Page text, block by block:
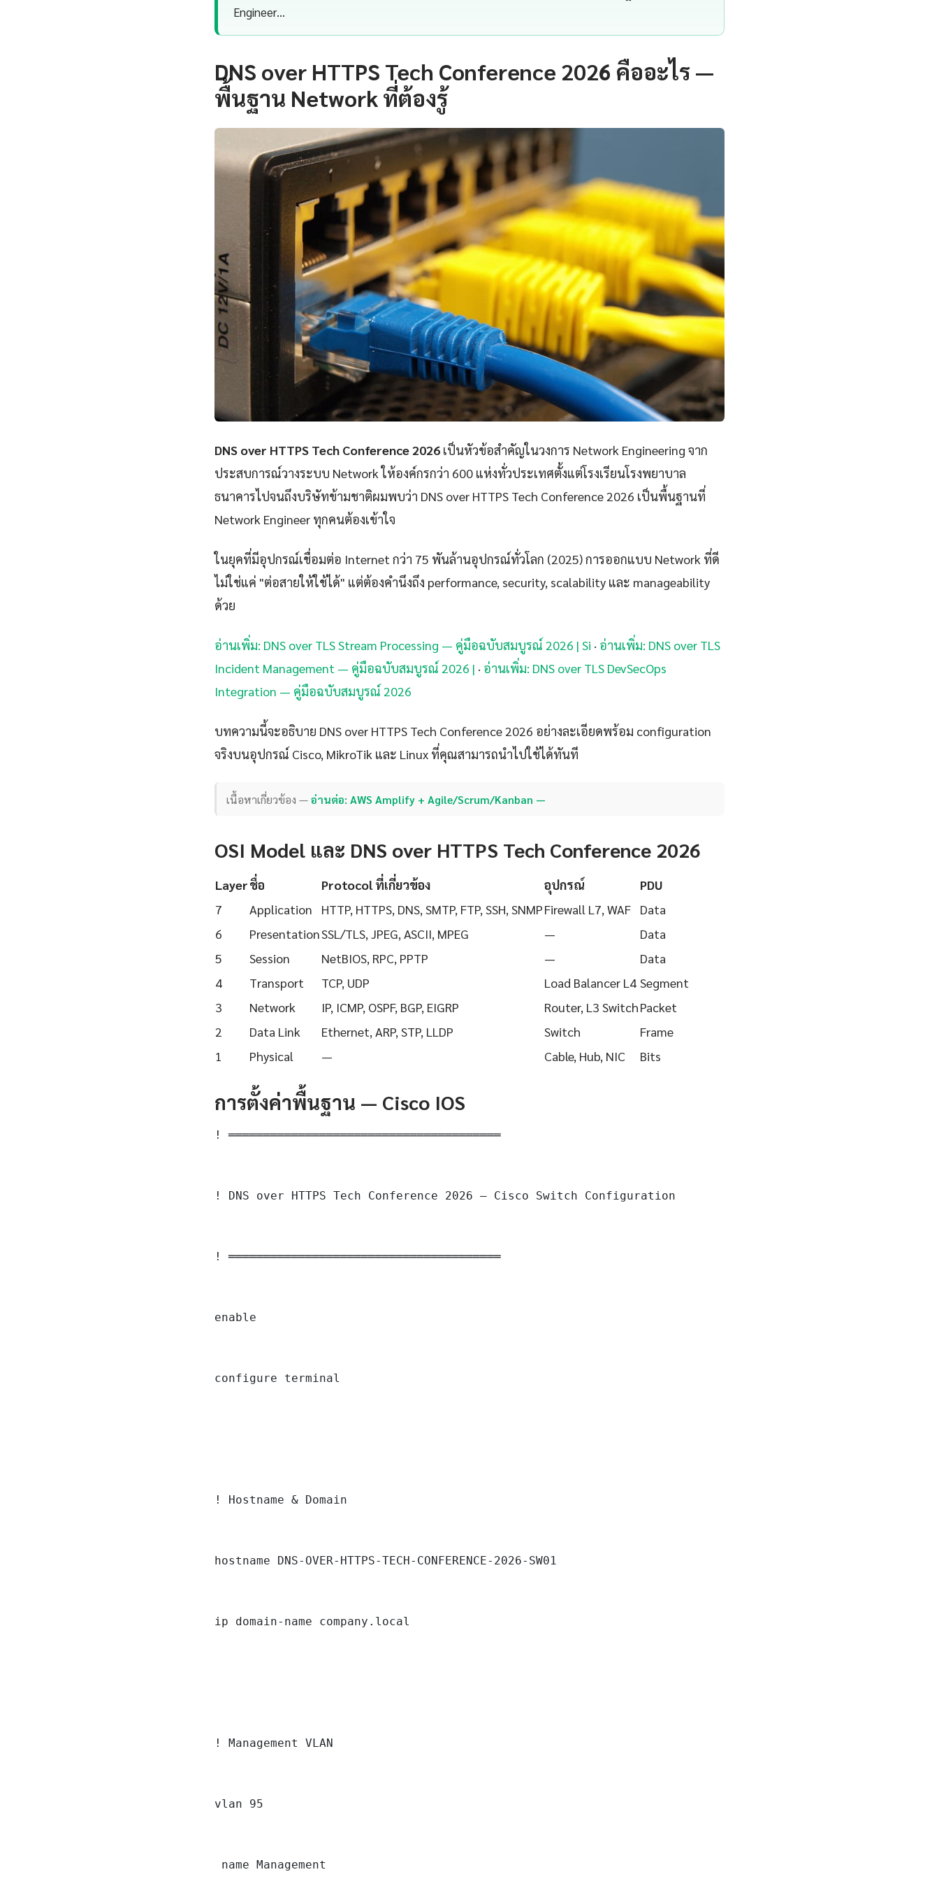
Engineer…
DNS over HTTPS Tech Conference 2026 คืออะไร —
พื้นฐาน Network ที่ต้องรู้
DNS over HTTPS Tech Conference 2026 เป็นหัวข้อสำคัญในวงการ Network Engineering จาก
ประสบการณ์วางระบบ Network ให้องค์กรกว่า 600 แห่งทั่วประเทศตั้งแต่โรงเรียนโรงพยาบาล
ธนาคารไปจนถึงบริษัทข้ามชาติผมพบว่า DNS over HTTPS Tech Conference 2026 เป็นพื้นฐานที่
Network Engineer ทุกคนต้องเข้าใจ
ในยุคที่มีอุปกรณ์เชื่อมต่อ Internet กว่า 75 พันล้านอุปกรณ์ทั่วโลก (2025) การออกแบบ Network ที่ดี
ไม่ใช่แค่ "ต่อสายให้ใช้ได้" แต่ต้องคำนึงถึง performance, security, scalability และ manageability
ด้วย
อ่านเพิ่ม: DNS over TLS Stream Processing — คู่มือฉบับสมบูรณ์ 2026 | Si · อ่านเพิ่ม: DNS over TLS
Incident Management — คู่มือฉบับสมบูรณ์ 2026 | · อ่านเพิ่ม: DNS over TLS DevSecOps
Integration — คู่มือฉบับสมบูรณ์ 2026
บทความนี้จะอธิบาย DNS over HTTPS Tech Conference 2026 อย่างละเอียดพร้อม configuration
จริงบนอุปกรณ์ Cisco, MikroTik และ Linux ที่คุณสามารถนำไปใช้ได้ทันที
เนื้อหาเกี่ยวข้อง —อ่านต่อ: AWS Amplify + Agile/Scrum/Kanban —
OSI Model และ DNS over HTTPS Tech Conference 2026
Layerชื่อ Protocol ที่เกี่ยวข้อง อุปกรณ์
PDU
7
Application HTTP, HTTPS, DNS, SMTP, FTP, SSH, SNMPFirewall L7, WAF
Data
6
PresentationSSL/TLS, JPEG, ASCII, MPEG —
Data
5
Session NetBIOS, RPC, PPTP —
Data
4
Transport TCP, UDP Load Balancer L4 Segment
3
Network IP, ICMP, OSPF, BGP, EIGRP Router, L3 SwitchPacket
2
Data Link Ethernet, ARP, STP, LLDP Switch
Frame
1
Physical — Cable, Hub, NIC Bits
การตั้งค่าพื้นฐาน — Cisco IOS
! ═══════════════════════════════════════
! DNS over HTTPS Tech Conference 2026 — Cisco Switch Configuration
! ═══════════════════════════════════════
enable
configure terminal
! Hostname & Domain
hostname DNS-OVER-HTTPS-TECH-CONFERENCE-2026-SW01
ip domain-name company.local
! Management VLAN
vlan 95
name Management